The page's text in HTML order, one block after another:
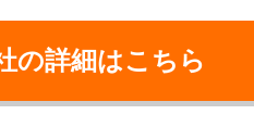
の詳細はこちら